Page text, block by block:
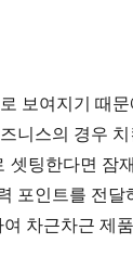
보여지기 때
니스의 경우
셋팅한다면 잠
포인트를 전
차근차근 제